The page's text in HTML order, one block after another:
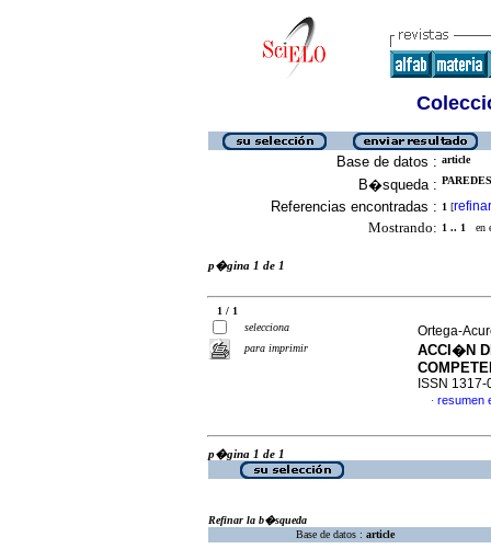
Base de datos : article
B�squeda :
Referencias encontradas : 1 [refinar
Mostrando: 1 .. 1 en
p�gina 1 de 1
1 / 1
selecciona
para imprimir
Ortega-
ACCI�N
ISSN 1317-
· resumen
p�gina 1 de 1
Refinar la b�squeda
Base de datos : article